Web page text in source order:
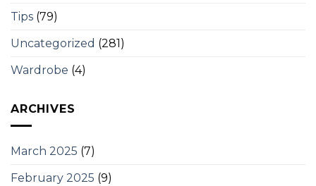
Tips (79)
Uncategorized (281)
Wardrobe (4)
ARCHIVES
March 2025 (7)
February 2025 (9)